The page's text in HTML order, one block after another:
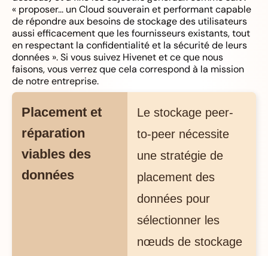
« proposer... un Cloud souverain et performant capable
de répondre aux besoins de stockage des utilisateurs
aussi efficacement que les fournisseurs existants, tout
en respectant la confidentialité et la sécurité de leurs
données ». Si vous suivez Hivenet et ce que nous
faisons, vous verrez que cela correspond à la mission
de notre entreprise.
Placement et
réparation
viables des
données
Le stockage peer-
to-peer nécessite
une stratégie de
placement des
données pour
sélectionner les
nœuds de stockage